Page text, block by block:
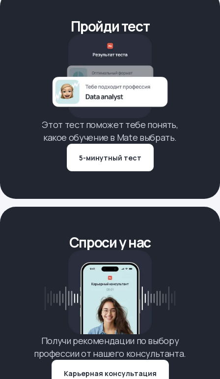
Пройди тест
Этот тест поможет тебе понять,
какое обучение в Mate выбрать.
5-минутный тест
Спроси у нас
Получи рекомендации по выбору
профессии от нашего консультанта.
Карьерная консультация